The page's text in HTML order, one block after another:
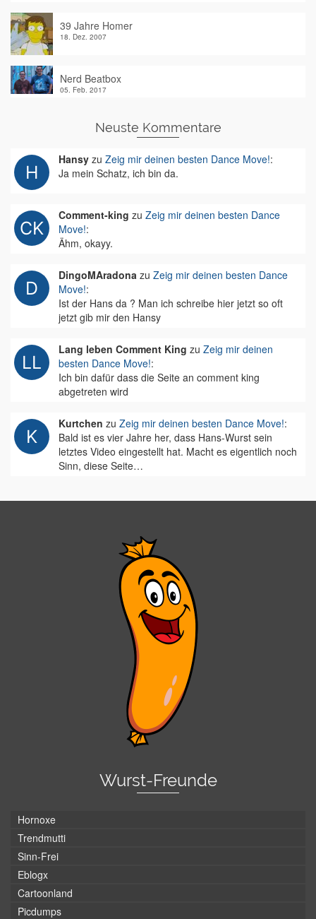
39 Jahre Homer
18. Dez. 2007
Nerd Beatbox
05. Feb. 2017
Neuste Kommentare
Hansy zu Zeig mir deinen besten Dance Move!:
Ja mein Schatz, ich bin da.
Comment-king zu Zeig mir deinen besten Dance
Move!:
Ähm, okayy.
DingoMAradona zu Zeig mir deinen besten Dance
Move!:
Ist der Hans da ? Man ich schreibe hier jetzt so oft
jetzt gib mir den Hansy
Lang leben Comment King zu Zeig mir deinen
besten Dance Move!:
Ich bin dafür dass die Seite an comment king
abgetreten wird
Kurtchen zu Zeig mir deinen besten Dance Move!:
Bald ist es vier Jahre her, dass Hans-Wurst sein
letztes Video eingestellt hat. Macht es eigentlich noch
Sinn, diese Seite…
Wurst-Freunde
Hornoxe
Trendmutti
Sinn-Frei
Eblogx
Cartoonland
Picdumps